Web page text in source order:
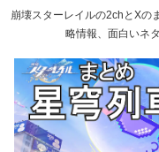
崩壊スターレイルの2chとXの
略情報、面白いネ